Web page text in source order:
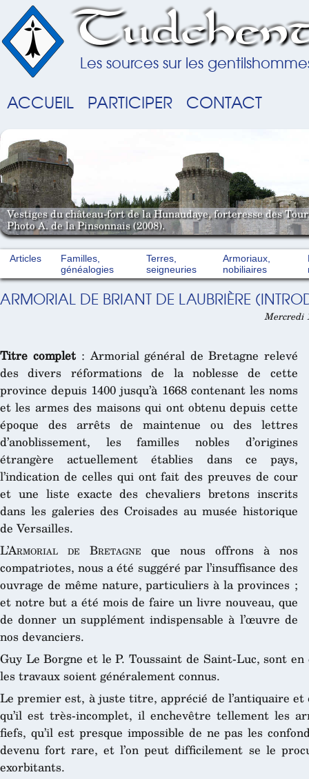
Les sources sur les
ACCUEIL PARTICIPER CONTACT
Vestiges du château-fort de la Hunaudaye, forteresse des
Photo A. de la Pinsonnais (2008).
Articles
Familles,
généalogies
Terres,
seigneuries
Armoriaux,
nobiliaires
ARMORIAL DE BRIANT DE LAUBRIÈRE
Mercredi
Titre complet: Armorial général de Bretagne relevé
des divers réformations de la noblesse de cette
province depuis 1400 jusqu’à 1668 contenant les noms
et les armes des maisons qui ont obtenu depuis cette
époque des arrêts de maintenue ou des lettres
d’anoblissement, les familles nobles d’origines
étrangère actuellement établies dans ce pays,
l’indication de celles qui ont fait des preuves de cour
et une liste exacte des chevaliers bretons inscrits
dans les galeries des Croisades au musée historique
de Versailles.
L’Armorial de Bretagne que nous offrons à nos
compatriotes, nous a été suggéré par l’insuffisance des
ouvrage de même nature, particuliers à la provinces ;
et notre but a été mois de faire un livre nouveau, que
de donner un supplément indispensable à l’œuvre de
nos devanciers.
Guy Le Borgne et le P. Toussaint de Saint-Luc, sont
les travaux soient généralement connus.
Le premier est, à juste titre, apprécié de l’antiquaire
qu’il est très-incomplet, il enchevêtre tellement les
fiefs, qu’il est presque impossible de ne pas les
devenu fort rare, et l’on peut difficilement se le
exorbitants.